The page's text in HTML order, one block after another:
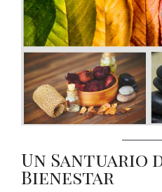
Un Santuario
Bienestar